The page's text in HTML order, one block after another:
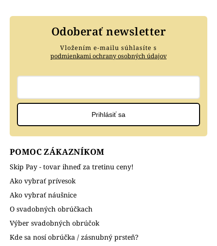
POMOC ZÁKAZNÍKOM
Skip Pay - tovar ihneď za tretinu ceny!
Ako vybrať prívesok
Ako vybrať náušnice
O svadobných obrúčkach
Výber svadobných obrúčok
Kde sa nosí obrúčka / zásnubný prsteň?
Odoberať newsletter
Vložením e-mailu súhlasíte s
podmienkami ochrany osobných údajov
Prihlásiť sa